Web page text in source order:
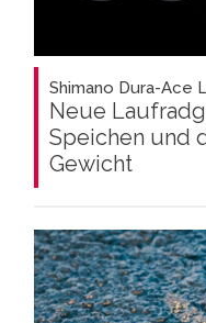
Shimano Dura-Ace
Neue
Speichen und
Gewicht